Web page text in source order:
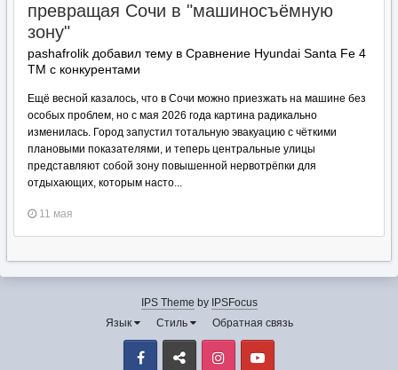
превращая Сочи в "машиносъёмную
зону"
pashafrolik добавил тему в Сравнение Hyundai Santa Fe 4
TM с конкурентами
Ещё весной казалось, что в Сочи можно приезжать на машине без
особых проблем, но с мая 2026 года картина радикально
изменилась. Город запустил тотальную эвакуацию с чёткими
плановыми показателями, и теперь центральные улицы
представляют собой зону повышенной нервотрёпки для
отдыхающих, которым насто...
11 мая
IPS Theme by IPSFocus
Язык
Стиль Обратная связь
Facebook VK Instagram